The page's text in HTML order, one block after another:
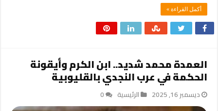
أكمل القراءة »
العمدة محمد شديد.. ابن الكرم وأيقونة
الحكمة في عرب النجدي بالقليوبية
ديسمبر 16, 2025 الرئيسية 0